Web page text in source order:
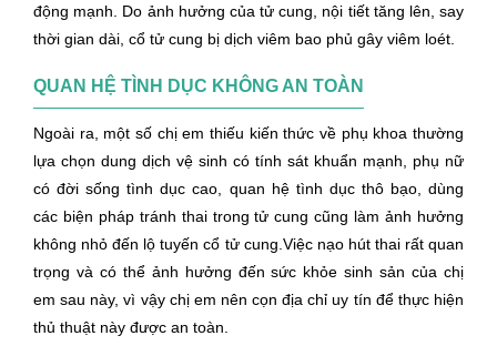
động mạnh. Do ảnh hưởng của tử cung, nội tiết tăng lên, say
thời gian dài, cổ tử cung bị dịch viêm bao phủ gây viêm loét.
QUAN HỆ TÌNH DỤC KHÔNG AN TOÀN
Ngoài ra, một số chị em thiếu kiến thức về phụ khoa thường
lựa chọn dung dịch vệ sinh có tính sát khuẩn mạnh, phụ nữ
có đời sống tình dục cao, quan hệ tình dục thô bạo, dùng
các biện pháp tránh thai trong tử cung cũng làm ảnh hưởng
không nhỏ đến lộ tuyến cổ tử cung.Việc nạo hút thai rất quan
trọng và có thể ảnh hưởng đến sức khỏe sinh sản của chị
em sau này, vì vậy chị em nên cọn địa chỉ uy tín để thực hiện
thủ thuật này được an toàn.